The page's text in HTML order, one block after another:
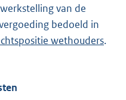
van de
bedoeld in
wethouders.